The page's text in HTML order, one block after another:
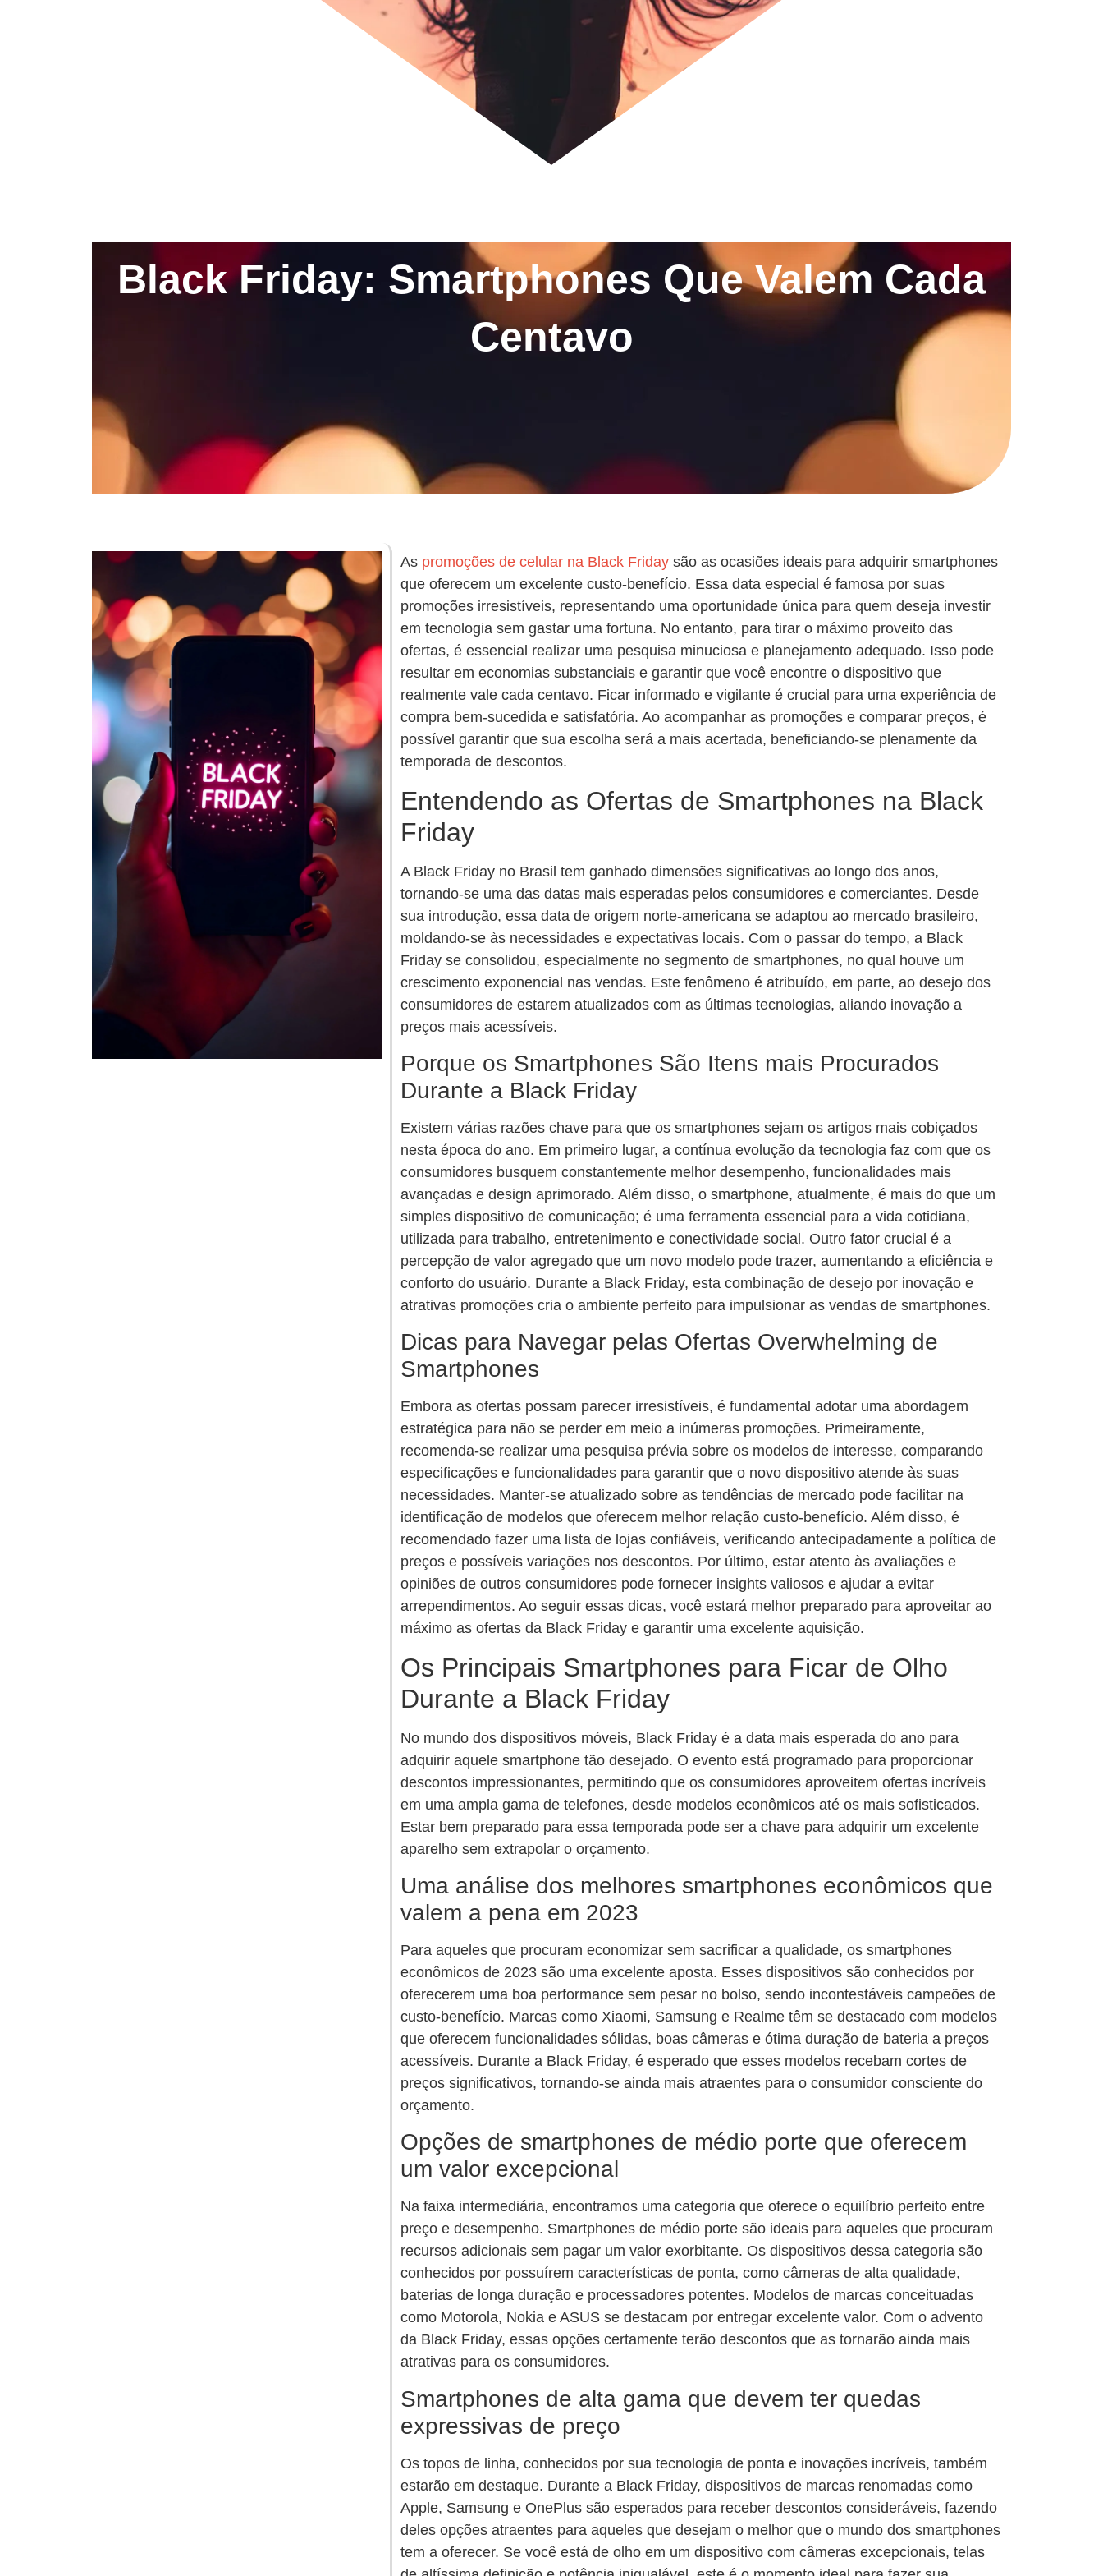
Black Friday: Smartphones Que Valem Cada
Centavo
As promoções de celular na Black Friday são as ocasiões ideais para adquirir smartphones
que oferecem um excelente custo-benefício. Essa data especial é famosa por suas
promoções irresistíveis, representando uma oportunidade única para quem deseja investir
em tecnologia sem gastar uma fortuna. No entanto, para tirar o máximo proveito das
ofertas, é essencial realizar uma pesquisa minuciosa e planejamento adequado. Isso pode
resultar em economias substanciais e garantir que você encontre o dispositivo que
realmente vale cada centavo. Ficar informado e vigilante é crucial para uma experiência de
compra bem-sucedida e satisfatória. Ao acompanhar as promoções e comparar preços, é
possível garantir que sua escolha será a mais acertada, beneficiando-se plenamente da
temporada de descontos.
Entendendo as Ofertas de Smartphones na Black
Friday
A Black Friday no Brasil tem ganhado dimensões significativas ao longo dos anos,
tornando-se uma das datas mais esperadas pelos consumidores e comerciantes. Desde
sua introdução, essa data de origem norte-americana se adaptou ao mercado brasileiro,
moldando-se às necessidades e expectativas locais. Com o passar do tempo, a Black
Friday se consolidou, especialmente no segmento de smartphones, no qual houve um
crescimento exponencial nas vendas. Este fenômeno é atribuído, em parte, ao desejo dos
consumidores de estarem atualizados com as últimas tecnologias, aliando inovação a
preços mais acessíveis.
Porque os Smartphones São Itens mais Procurados
Durante a Black Friday
Existem várias razões chave para que os smartphones sejam os artigos mais cobiçados
nesta época do ano. Em primeiro lugar, a contínua evolução da tecnologia faz com que os
consumidores busquem constantemente melhor desempenho, funcionalidades mais
avançadas e design aprimorado. Além disso, o smartphone, atualmente, é mais do que um
simples dispositivo de comunicação; é uma ferramenta essencial para a vida cotidiana,
utilizada para trabalho, entretenimento e conectividade social. Outro fator crucial é a
percepção de valor agregado que um novo modelo pode trazer, aumentando a eficiência e
conforto do usuário. Durante a Black Friday, esta combinação de desejo por inovação e
atrativas promoções cria o ambiente perfeito para impulsionar as vendas de smartphones.
Dicas para Navegar pelas Ofertas Overwhelming de
Smartphones
Embora as ofertas possam parecer irresistíveis, é fundamental adotar uma abordagem
estratégica para não se perder em meio a inúmeras promoções. Primeiramente,
recomenda-se realizar uma pesquisa prévia sobre os modelos de interesse, comparando
especificações e funcionalidades para garantir que o novo dispositivo atende às suas
necessidades. Manter-se atualizado sobre as tendências de mercado pode facilitar na
identificação de modelos que oferecem melhor relação custo-benefício. Além disso, é
recomendado fazer uma lista de lojas confiáveis, verificando antecipadamente a política de
preços e possíveis variações nos descontos. Por último, estar atento às avaliações e
opiniões de outros consumidores pode fornecer insights valiosos e ajudar a evitar
arrependimentos. Ao seguir essas dicas, você estará melhor preparado para aproveitar ao
máximo as ofertas da Black Friday e garantir uma excelente aquisição.
Os Principais Smartphones para Ficar de Olho
Durante a Black Friday
No mundo dos dispositivos móveis, Black Friday é a data mais esperada do ano para
adquirir aquele smartphone tão desejado. O evento está programado para proporcionar
descontos impressionantes, permitindo que os consumidores aproveitem ofertas incríveis
em uma ampla gama de telefones, desde modelos econômicos até os mais sofisticados.
Estar bem preparado para essa temporada pode ser a chave para adquirir um excelente
aparelho sem extrapolar o orçamento.
Uma análise dos melhores smartphones econômicos que
valem a pena em 2023
Para aqueles que procuram economizar sem sacrificar a qualidade, os smartphones
econômicos de 2023 são uma excelente aposta. Esses dispositivos são conhecidos por
oferecerem uma boa performance sem pesar no bolso, sendo incontestáveis campeões de
custo-benefício. Marcas como Xiaomi, Samsung e Realme têm se destacado com modelos
que oferecem funcionalidades sólidas, boas câmeras e ótima duração de bateria a preços
acessíveis. Durante a Black Friday, é esperado que esses modelos recebam cortes de
preços significativos, tornando-se ainda mais atraentes para o consumidor consciente do
orçamento.
Opções de smartphones de médio porte que oferecem
um valor excepcional
Na faixa intermediária, encontramos uma categoria que oferece o equilíbrio perfeito entre
preço e desempenho. Smartphones de médio porte são ideais para aqueles que procuram
recursos adicionais sem pagar um valor exorbitante. Os dispositivos dessa categoria são
conhecidos por possuírem características de ponta, como câmeras de alta qualidade,
baterias de longa duração e processadores potentes. Modelos de marcas conceituadas
como Motorola, Nokia e ASUS se destacam por entregar excelente valor. Com o advento
da Black Friday, essas opções certamente terão descontos que as tornarão ainda mais
atrativas para os consumidores.
Smartphones de alta gama que devem ter quedas
expressivas de preço
Os topos de linha, conhecidos por sua tecnologia de ponta e inovações incríveis, também
estarão em destaque. Durante a Black Friday, dispositivos de marcas renomadas como
Apple, Samsung e OnePlus são esperados para receber descontos consideráveis, fazendo
deles opções atraentes para aqueles que desejam o melhor que o mundo dos smartphones
tem a oferecer. Se você está de olho em um dispositivo com câmeras excepcionais, telas